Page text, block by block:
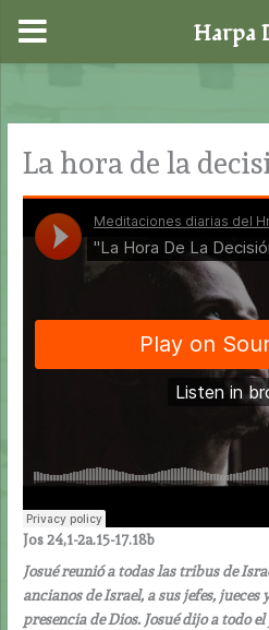
contenido
La hora de la
Jos 24,1-2a.15-17.18b
Josué reunió a todas las tribus de
ancianos de Israel, a sus jefes, jueces
presencia de Dios. Josué dijo a todo
Harpa